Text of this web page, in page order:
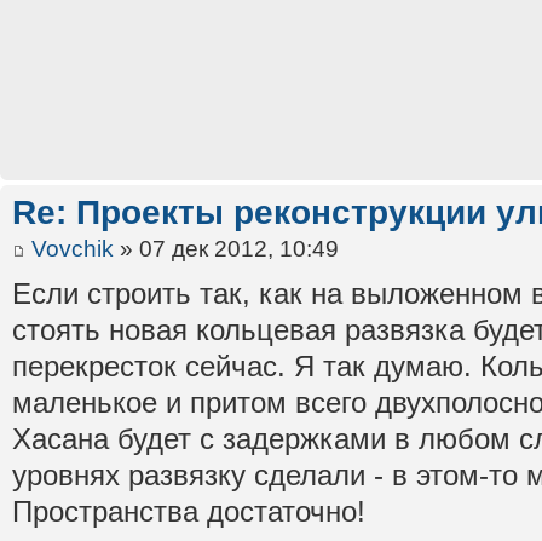
Re: Проекты реконструкции
Vovchik » 07 дек 2012, 10:49
Если строить так, как на выложенном
стоять новая кольцевая развязка
перекресток сейчас. Я так думаю.
маленькое и притом всего
Хасана будет с задержками в любом
уровнях развязку сделали - в этом-то
Пространства достаточно!